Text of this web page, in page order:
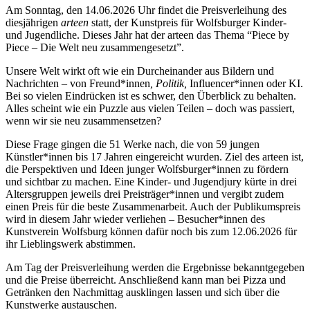
Am Sonntag, den 14.06.2026 Uhr findet die Preisverleihung des
diesjährigen arteen statt, der Kunstpreis für Wolfsburger Kinder-
und Jugendliche. Dieses Jahr hat der arteen das Thema “Piece by
Piece – Die Welt neu zusammengesetzt”.
Unsere Welt wirkt oft wie ein Durcheinander aus Bildern und
Nachrichten – von Freund*innen , Politik, Influencer*innen oder KI.
Bei so vielen Eindrücken ist es schwer, den Überblick zu behalten.
Alles scheint wie ein Puzzle aus vielen Teilen – doch was passiert,
wenn wir sie neu zusammensetzen?
Diese Frage gingen die 51 Werke nach, die von 59 jungen
Künstler*innen bis 17 Jahren eingereicht wurden. Ziel des arteen ist,
die Perspektiven und Ideen junger Wolfsburger*innen zu fördern
und sichtbar zu machen. Eine Kinder- und Jugendjury kürte in drei
Altersgruppen jeweils drei Preisträger*innen und vergibt zudem
einen Preis für die beste Zusammenarbeit. Auch der Publikumspreis
wird in diesem Jahr wieder verliehen – Besucher*innen des
Kunstverein Wolfsburg können dafür noch bis zum 12.06.2026 für
ihr Lieblingswerk abstimmen.
Am Tag der Preisverleihung werden die Ergebnisse bekanntgegeben
und die Preise überreicht. Anschließend kann man bei Pizza und
Getränken den Nachmittag ausklingen lassen und sich über die
Kunstwerke austauschen.